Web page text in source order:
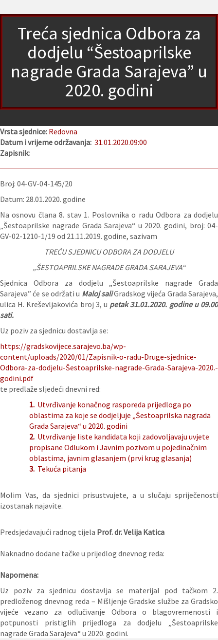
Treća sjednica Odbora za
dodjelu “Šestoaprilske
nagrade Grada Sarajeva” u
2020. godini
Vrsta sjednice: Redovna
Datum i vrijeme održavanja: 31.01.2020.09:00
Zapisnik:
Broj: 04-GV-04-145/20
Datum: 28.01.2020. godine
Na osnovu člana 8. stav 1. Poslovnika o radu Odbora za dodjelu
„Šestoaprilske nagrade Grada Sarajeva“ u 2020. godini, broj: 04-
GV-02-1210-1/19 od 21.11.2019. godine, sazivam
TREĆU SJEDNICU ODBORA ZA DODJELU
„ŠESTOAPRILSKE NAGRADE GRADA SARAJEVA“
Sjednica Odbora za dodjelu „Šestoaprilske nagrade Grada
Sarajeva” će se održati u Maloj saliGradskog vijeća Grada Sarajeva,
ulica H. Kreševljakovića broj 3, u petak 31.01.2020. godine u 09.00
sati.
Uz poziv za sjednicu dostavlja se:
https://gradskovijece.sarajevo.ba/wp-
content/uploads/2020/01/Zapisnik-o-radu-Druge-sjednice-
Odbora-za-dodjelu-Šestoaprilske-nagrade-Grada-Sarajeva-2020.-
godini.pdf
te predlaže sljedeći dnevni red:
1. Utvrđivanje konačnog rasporeda prijedloga po
oblastima za koje se dodjeljuje „Šestoaprilska nagrada
Grada Sarajeva“ u 2020. godini
2. Utvrđivanje liste kandidata koji zadovoljavaju uvjete
propisane Odlukom i Javnim pozivom u pojedinačnim
oblastima, javnim glasanjem (prvi krug glasanja)
3. Tekuća pitanja
Molim Vas, da sjednici prisustvujete, a u slučaju spriječenosti
izostanak najavite.
Predsjedavajući radnog tijela Prof. dr. Velija Katica
Naknadno dodane tačke u prijedlog dnevnog reda:
Napomena:
Uz poziv za sjednicu dostavlja se materijal pod tačkom 2.
predloženog dnevnog reda – Mišljenje Gradske službe za Gradsko
vijeće vezano za odlučivanje Odbora o blagovremenosti i
potpunosti pristiglih prijedloga za dodjelu „Šestoaprilske
nagrade Grada Sarajeva“ u 2020. godini.